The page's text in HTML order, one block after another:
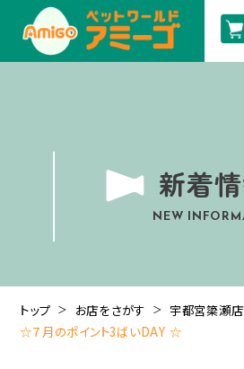
新着
NEW
トップ お店をさがす
宇都宮簗瀬店
☆７月のポイント3ばいDAY ☆